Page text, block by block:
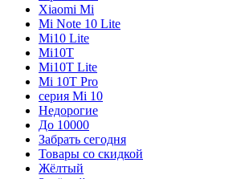
Xiaomi Mi
Mi Note 10 Lite
Mi10 Lite
Mi10T
Mi10T Lite
Mi 10T Pro
серия Mi 10
Недорогие
До 10000
Забрать сегодня
Товары со скидкой
Жёлтый